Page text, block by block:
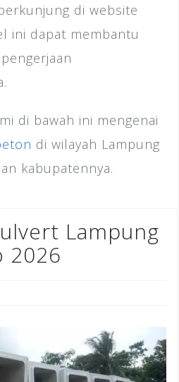
di website
ini dapat membantu
di bawah ini mengenai
di wilayah Lampung
kabupatennya.
Lampung
2026